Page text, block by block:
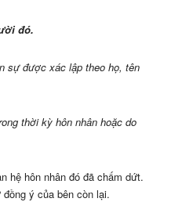
đó.
sự được xác lập theo họ, tên
thời kỳ hôn nhân hoặc do
hệ hôn nhân đó đã chấm dứt.
ý của bên còn lại.